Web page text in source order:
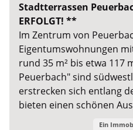
Stadtterrassen
ERFOLGT! **
Im Zentrum von
Eigentumswohnungen
rund 35 m² bis etwa 117
Peuerbach" sind
erstrecken sich entlang
bieten einen schönen
Ein